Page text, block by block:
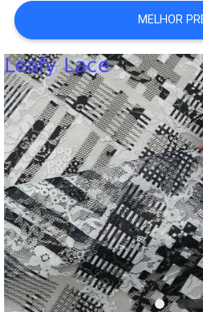
POLÍTICA
DE
PRIVACIDADE
MELHOR